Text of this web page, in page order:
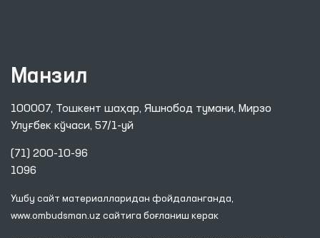
Манзил
100007, Тошкент шаҳар, Яшнобод тумани, Мирзо
Улуғбек кўчаси, 57/1-уй
(71) 200-10-96
1096
Ушбу сайт материалларидан фойдаланганда,
www.ombudsman.uz сайтига боғланиш керак